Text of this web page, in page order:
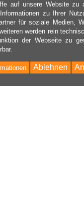
auf unsere Website zu
zu Ihrer
für soziale Medien,
werden rein
der Webseite zu
Ablehnen